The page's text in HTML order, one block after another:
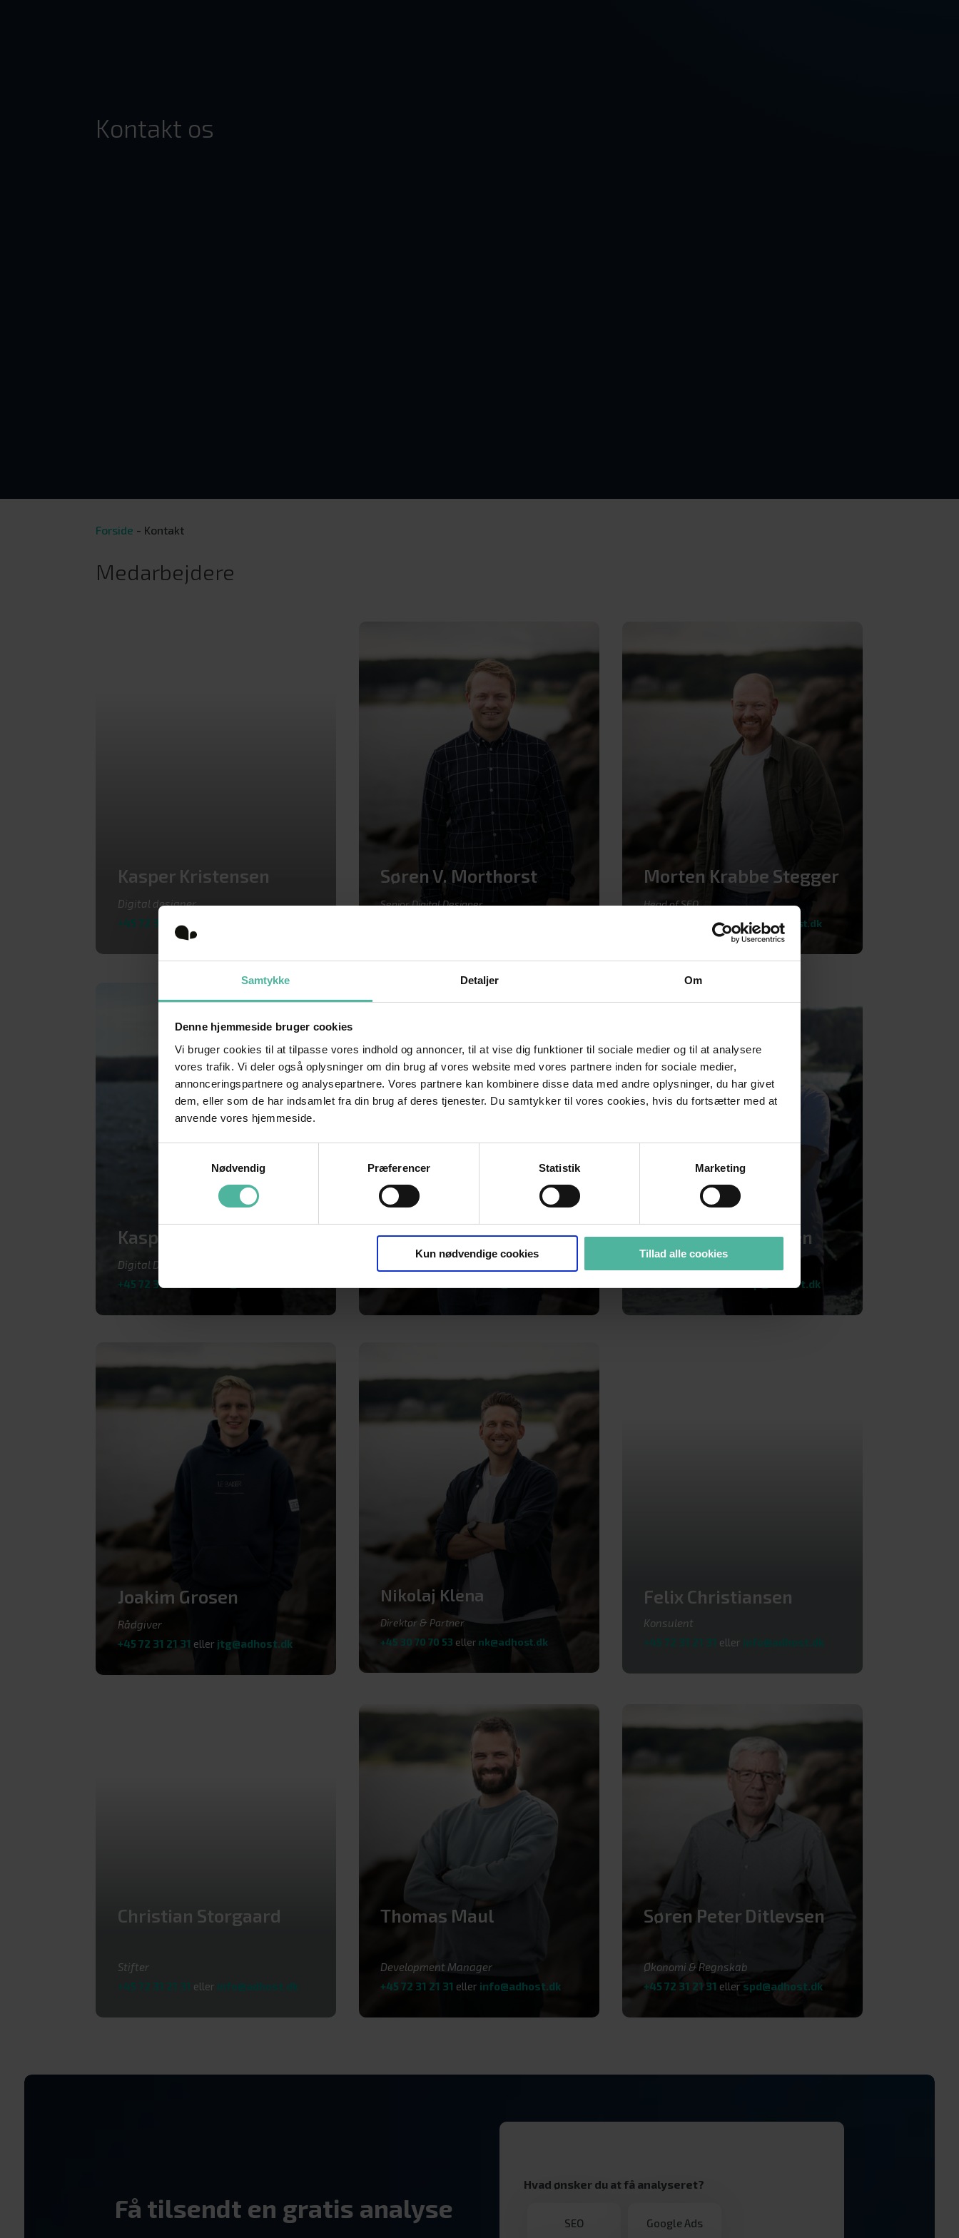
Samtykke Detaljer Om
Denne hjemmeside bruger cookies
Vi bruger cookies til at tilpasse vores indhold og annoncer, til at vise dig funktioner til sociale medier og til at analysere
vores trafik. Vi deler også oplysninger om din brug af vores website med vores partnere inden for sociale medier,
annonceringspartnere og analysepartnere. Vores partnere kan kombinere disse data med andre oplysninger, du har givet
dem, eller som de har indsamlet fra din brug af deres tjenester. Du samtykker til vores cookies, hvis du fortsætter med at
anvende vores hjemmeside.
Nødvendig
Præferencer Statistik Marketing
Kun nødvendige cookies Tillad alle cookies
Kontakt os
Forside - Kontakt
Medarbejdere
Kasper Kristensen
Digital designer
+45 72 31 21 31
Søren V. Morthorst
Senior Digital Designer
Morten Krabbe Stegger
Head of SEO
+45 40 78 23 98eller mks@adhost.dk
Kasper Kristensen
Digital Designer
+45 72 31 21 31
Nils Hansen Christoffer Petersen
cp@adhost.dk
Joakim Grosen
Rådgiver
+45 72 31 21 31 eller jtg@adhost.dk
Nikolaj Klena
Direktør & Partner
+45 30 70 70 53 eller nk@adhost.dk
Felix Christiansen
Konsulent
+45 72 31 21 31 eller info@adhost.dk
Christian Storgaard
Stifter
+45 72 31 21 31 eller info@adhost.dk
Thomas Maul
Development Manager
+45 72 31 21 31 eller info@adhost.dk
Søren Peter Ditlevsen
Økonomi & Regnskab
+45 72 31 21 31 eller spd@adhost.dk
Få tilsendt en gratis analyse
Hvad ønsker du at få analyseret?
SEO Google Ads